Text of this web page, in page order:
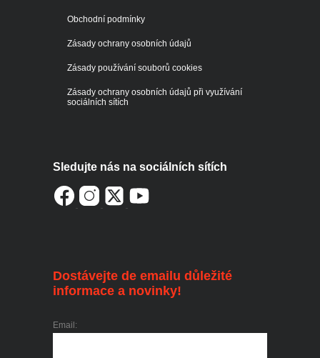
Obchodní podmínky
Zásady ochrany osobních údajů
Zásady používání souborů cookies
Zásady ochrany osobních údajů při využívání
sociálních sítích
Sledujte nás na sociálních sítích
Dostávejte de emailu důležité
informace a novinky!
Email: